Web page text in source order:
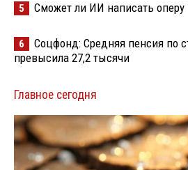
5 Сможет ли ИИ написать
6
Соцфонд: Средняя пенсия по
превысила 27,2 тысячи
Главное сегодня